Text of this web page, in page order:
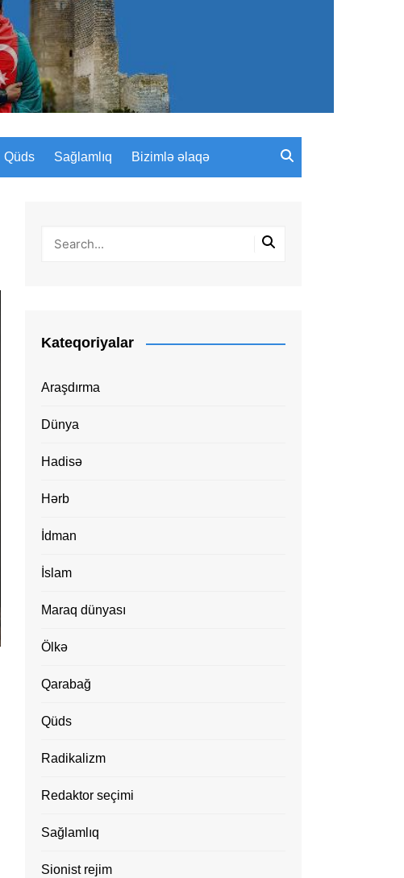
Qüds Sağlamlıq Bizimlə əlaqə
Kateqoriyalar
Araşdırma
Dünya
Hadisə
Hərb
İdman
İslam
Maraq dünyası
Ölkə
Qarabağ
Qüds
Radikalizm
Redaktor seçimi
Sağlamlıq
Sionist rejim